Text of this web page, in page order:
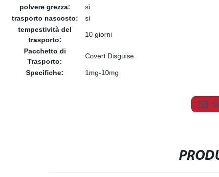
polvere grezza:
sì
trasporto nascosto:
sì
tempestività del
trasporto:
10 giorni
Pacchetto di
Trasporto:
Covert Disguise
Specifiche: 1mg-10mg